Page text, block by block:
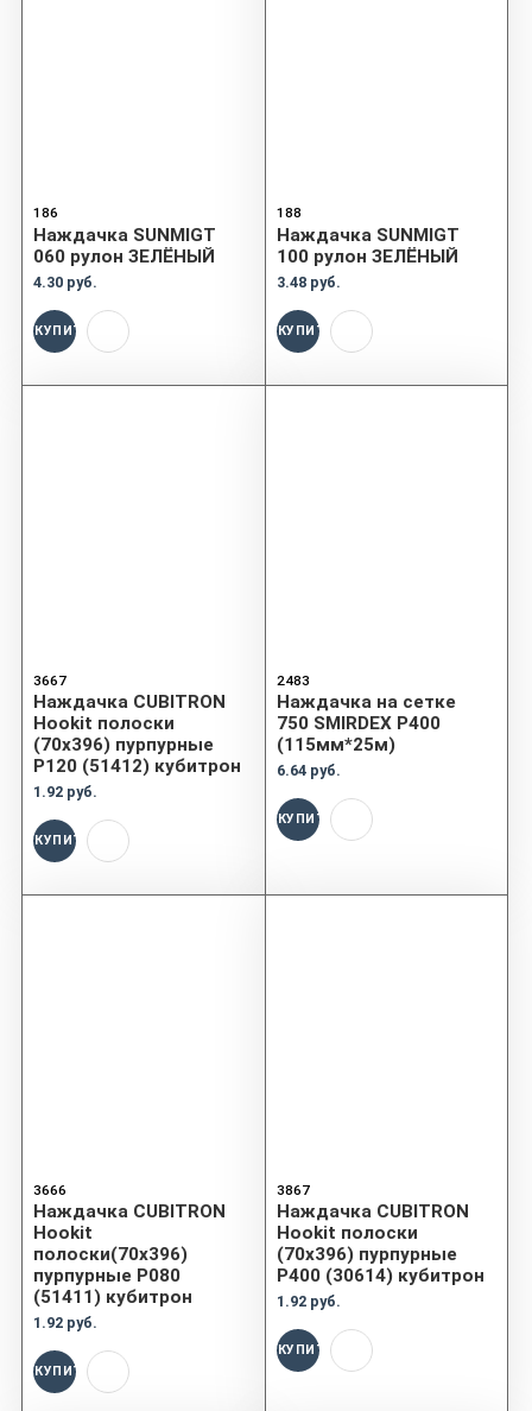
186
Наждачка SUNMIGT
060 рулон ЗЕЛЁНЫЙ
4.30 руб.
КУПИТЬ
188
Наждачка SUNMIGT
100 рулон ЗЕЛЁНЫЙ
3.48 руб.
КУПИТЬ
3667
Наждачка CUBITRON
Hookit полоски
(70x396) пурпурные
P120 (51412) кубитрон
1.92 руб.
КУПИТЬ
2483
Наждачка на сетке
750 SMIRDEX P400
(115мм*25м)
6.64 руб.
КУПИТЬ
3666
Наждачка CUBITRON
Hookit
полоски(70x396)
пурпурные P080
(51411) кубитрон
1.92 руб.
КУПИТЬ
3867
Наждачка CUBITRON
Hookit полоски
(70x396) пурпурные
P400 (30614) кубитрон
1.92 руб.
КУПИТЬ